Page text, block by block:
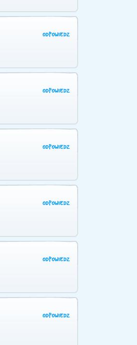
ODPOWIEDZ
ODPOWIEDZ
ODPOWIEDZ
ODPOWIEDZ
ODPOWIEDZ
ODPOWIEDZ